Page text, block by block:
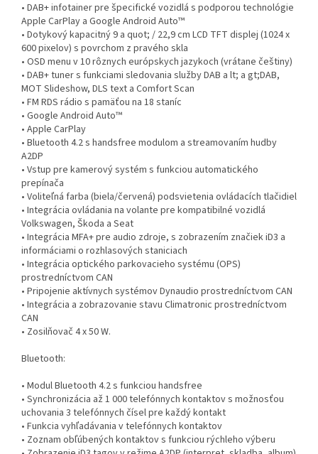
• DAB+ infotainer pre špecifické vozidlá s podporou technológie
Apple CarPlay a Google Android Auto™
• Dotykový kapacitný 9 a quot; / 22,9 cm LCD TFT displej (1024 x
600 pixelov) s povrchom z pravého skla
• OSD menu v 10 rôznych európskych jazykoch (vrátane češtiny)
• DAB+ tuner s funkciami sledovania služby DAB a lt; a gt;DAB,
MOT Slideshow, DLS text a Comfort Scan
• FM RDS rádio s pamäťou na 18 staníc
• Google Android Auto™
• Apple CarPlay
• Bluetooth 4.2 s handsfree modulom a streamovaním hudby
A2DP
• Vstup pre kamerový systém s funkciou automatického
prepínača
• Voliteľná farba (biela/červená) podsvietenia ovládacích tlačidiel
• Integrácia ovládania na volante pre kompatibilné vozidlá
Volkswagen, Škoda a Seat
• Integrácia MFA+ pre audio zdroje, s zobrazením značiek iD3 a
informáciami o rozhlasových staniciach
• Integrácia optického parkovacieho systému (OPS)
prostredníctvom CAN
• Pripojenie aktívnych systémov Dynaudio prostredníctvom CAN
• Integrácia a zobrazovanie stavu Climatronic prostredníctvom
CAN
• Zosilňovač 4 x 50 W.
Bluetooth:
• Modul Bluetooth 4.2 s funkciou handsfree
• Synchronizácia až 1 000 telefónnych kontaktov s možnosťou
uchovania 3 telefónnych čísel pre každý kontakt
• Funkcia vyhľadávania v telefónnych kontaktov
• Zoznam obľúbených kontaktov s funkciou rýchleho výberu